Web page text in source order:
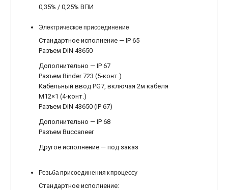
0,35% / 0,25% ВПИ
Электрическое присоединение
Стандартное исполнение — IP 65
Разъем DIN 43650
Дополнительно — IP 67
Разъем Binder 723 (5-конт.)
Кабельный ввод PG7, включая 2м кабеля
M12×1 (4-конт.)
Разъем DIN 43650 (IP 67)
Дополнительно — IP 68
Разъем Buccaneer
Другое исполнение — под заказ
Резьба присоединения к процессу
Стандартное исполнение: